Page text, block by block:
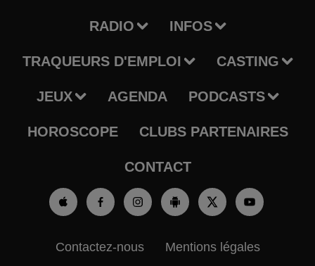
RADIO INFOS
TRAQUEURS D'EMPLOI CASTING
JEUX AGENDA PODCASTS
HOROSCOPE CLUBS PARTENAIRES
CONTACT
Contactez-nous Mentions légales